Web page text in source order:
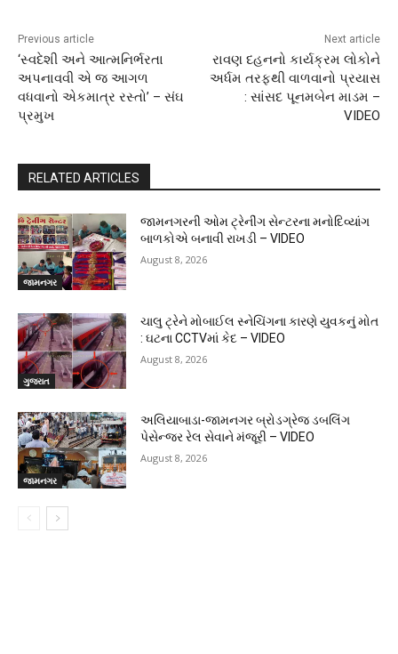
Previous article
‘સ્વદેશી અને આત્મનિર્ભરતા
અપનાવવી એ જ આગળ
વધવાનો એકમાત્ર રસ્તો’ – સંઘ
પ્રમુખ
Next article
રાવણ દહનનો કાર્યક્રમ લોકોને
અર્ધમ તરફથી વાળવાનો પ્રયાસ
: સાંસદ પૂનમબેન માડમ –
VIDEO
RELATED ARTICLES
જામનગર
જામનગરની ઓમ ટ્રેનીંગ સેન્ટરના મનોદિવ્યાંગ
બાળકોએ બનાવી રાખડી – VIDEO
August 8, 2026
ગુજરાત
ચાલુ ટ્રેને મોબાઈલ સ્નેચિંગના કારણે યુવકનું મોત
: ઘટના CCTVમાં કેદ – VIDEO
August 8, 2026
જામનગર
અલિયાબાડા-જામનગર બ્રોડગ્રેજ ડબલિંગ
પેસેન્જર રેલ સેવાને મંજૂરી – VIDEO
August 8, 2026